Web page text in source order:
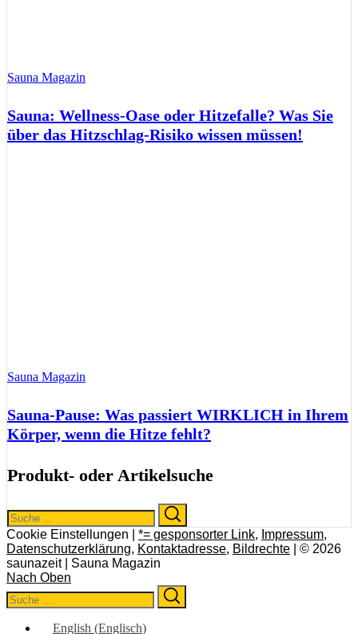
Sauna Magazin
Sauna: Wellness-Oase oder Hitzefalle? Was Sie
über das Hitzschlag-Risiko wissen müssen!
Sauna Magazin
Sauna-Pause: Was passiert WIRKLICH in Ihrem
Körper, wenn die Hitze fehlt?
Produkt- oder Artikelsuche
Search
for:
Cookie Einstellungen | *= gesponsorter Link, Impressum,
Datenschutzerklärung, Kontaktadresse, Bildrechte | © 2026
saunazeit | Sauna Magazin
Nach Oben
Search
for:
English (Englisch)